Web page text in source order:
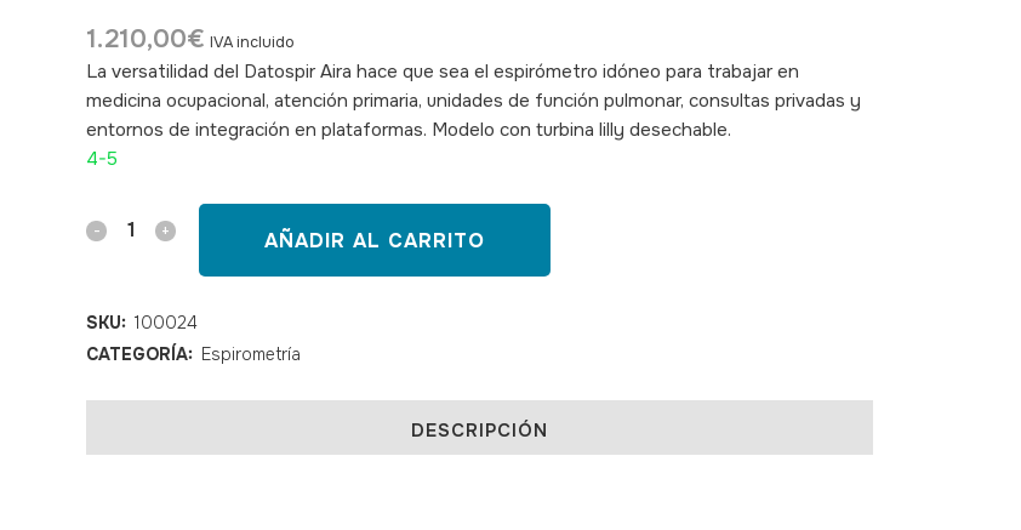
1.210,00€ IVA incluido
La versatilidad del Datospir Aira hace que sea el espirómetro idóneo para trabajar en
medicina ocupacional, atención primaria, unidades de función pulmonar, consultas privadas y
entornos de integración en plataformas. Modelo con turbina lilly desechable.
4-5
Espirómetro
informatizado
Datospir
Aira
quantity
AÑADIR AL CARRITO
SKU: 100024
CATEGORÍA: Espirometría
DESCRIPCIÓN